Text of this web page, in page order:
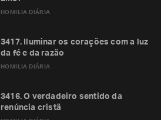
HOMILIA DIÁRIA
HOMILIA DIÁRIA
3417. Iluminar os corações com a luz
da fé e da razão
3416. O verdadeiro sentido da
renúncia cristã